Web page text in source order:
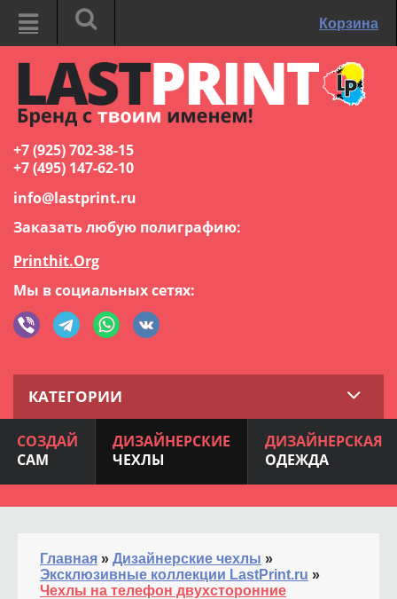
Корзина
+7 (925) 702-38-15
+7 (495) 147-62-10
info@lastprint.ru
Заказать любую полиграфию:
Printhit.Org
Мы в социальных сетях:
КАТЕГОРИИ
СОЗДАЙ
САМ
ДИЗАЙНЕРСКИЕ
ЧЕХЛЫ
ДИЗАЙНЕРСКАЯ
ОДЕЖДА
Главная » Дизайнерские чехлы »
Эксклюзивные коллекции LastPrint.ru »
Чехлы на телефон двухсторонние